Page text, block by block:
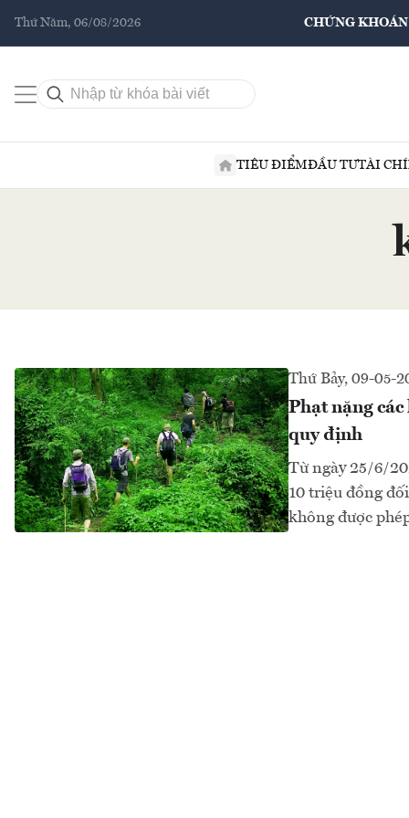
Thứ Năm, 06/08/2026 CHỨNG KHOÁN
TIÊU ĐIỂMĐẦU TƯTÀI
Thứ Bảy, 09-05-
Phạt nặng
quy định
Từ ngày 25/6/
10 triệu đồng
không được